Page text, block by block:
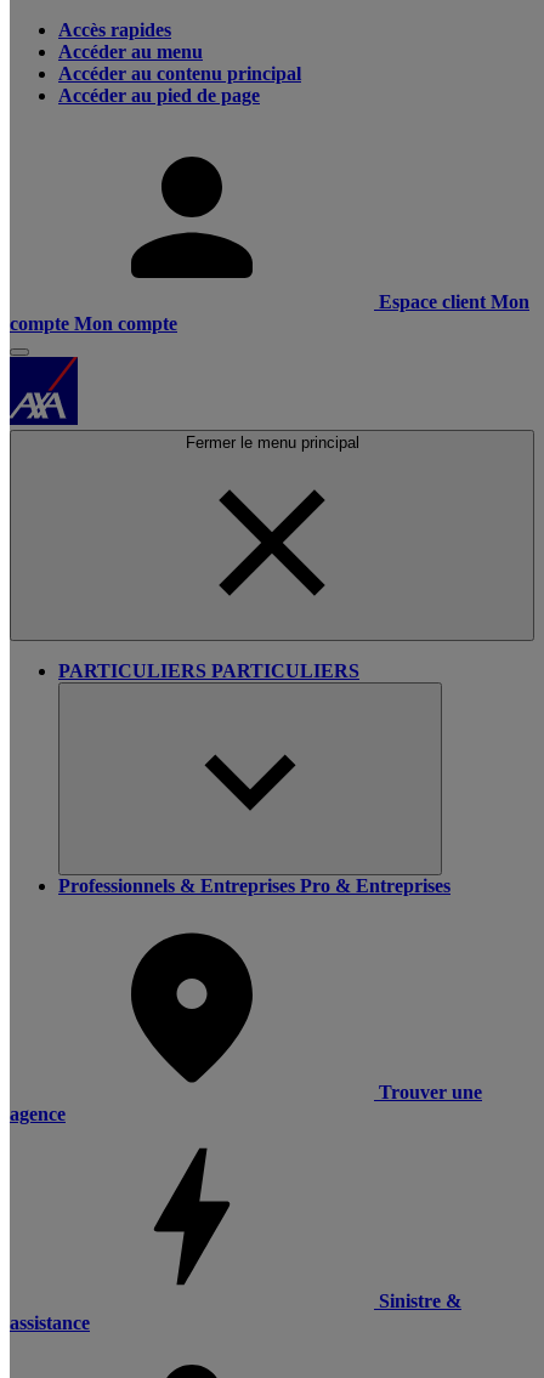
Accès rapides
Accéder au menu
Accéder au contenu principal
Accéder au pied de page
Espace client Mon
compte Mon compte
Fermer le menu principal
PARTICULIERS PARTICULIERS
Professionnels & Entreprises Pro & Entreprises
Trouver une
agence
Sinistre &
assistance